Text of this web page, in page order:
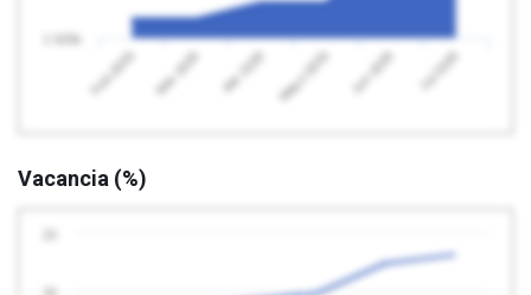
Feb 2026 Mar 2026 Abr 2026 Mayo 2026 Jun 2026 Jul 2026
Vacancia (%)